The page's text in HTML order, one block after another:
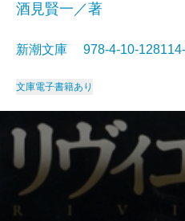
酒見賢一／著
新潮文庫 978-4-10-
文庫電子書籍あり